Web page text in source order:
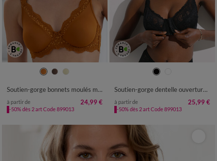
Soutien-gorge bonnets moulés microfibre et dentelle, avec armatures
à partir de 24,99 €
-50% dès 2 art Code 899013
Soutien-gorge dentelle ouverture devant - avec armatures
à partir de 25,99 €
-50% dès 2 art Code 899013